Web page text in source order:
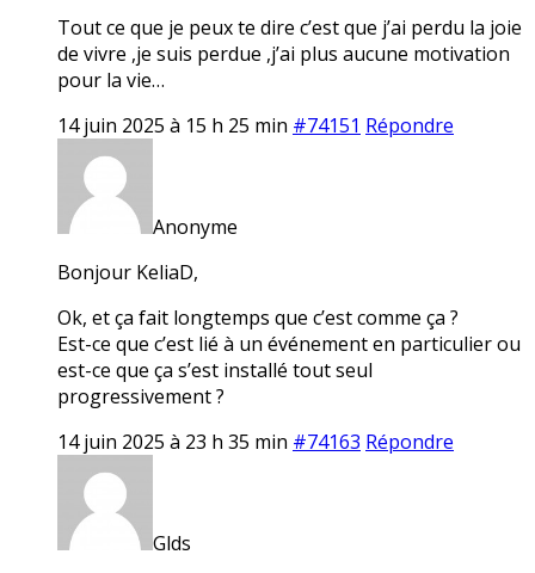
Tout ce que je peux te dire c’est que j’ai perdu la joie
de vivre ,je suis perdue ,j’ai plus aucune motivation
pour la vie…
14 juin 2025 à 15 h 25 min #74151 Répondre
Anonyme
Bonjour KeliaD,
Ok, et ça fait longtemps que c’est comme ça ?
Est-ce que c’est lié à un événement en particulier ou
est-ce que ça s’est installé tout seul
progressivement ?
14 juin 2025 à 23 h 35 min #74163 Répondre
Glds